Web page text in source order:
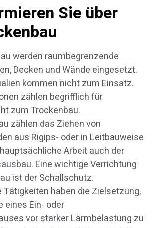
Sie über
werden raumbegrenzende
Decken und Wände eingesetzt.
kommen nicht zum Einsatz.
zählen begrifflich für
zum Trockenbau.
zählen das Ziehen von
aus Rigips- oder in Leitbauweise
Arbeit auch der
Eine wichtige Verrichtung
ist der Schallschutz.
Tätigkeiten haben die Zielsetzung,
eines Ein- oder
vor starker Lärmbelastung zu